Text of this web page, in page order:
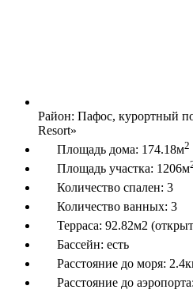
Район: Пафос, курортный
Resort»
Площадь дома: 174.18м2
Площадь участка: 1206м
Количество спален: 3
Количество ванных: 3
Терраса: 92.82м2
Бассейн: есть
Расстояние до моря:
Расстояние до аэропорта: